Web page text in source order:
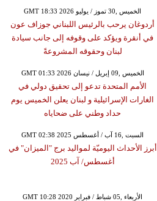
GMT 18:33 2026 الخميس ,30 تموز / يوليو
أردوغان يرحب بالرئيس اللبناني جوزاف عون
في أنقرة ويؤكد على وقوفه إلى جانب سيادة
لبنان وحقوقه المشروعةً
GMT 01:33 2026 الخميس ,09 إبريل / نيسان
الأمم المتحدة تدعو إلى تحقيق دولي في
الغارات الإسرائيلية و لبنان يعلن الخميس يوم
حداد وطني على ضحاياه
GMT 02:38 2025 السبت ,16 آب / أغسطس
أبرز الأحداث اليوميّة لمواليد برج "الميزان" في
أغسطس/ آب 2025
GMT 10:28 2020 الأربعاء ,05 شباط / فبراير